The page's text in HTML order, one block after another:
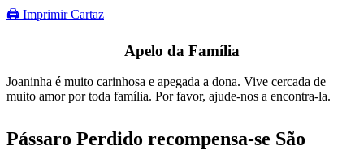
🖨 Imprimir Cartaz
Apelo da Família
Joaninha é muito carinhosa e apegada a dona. Vive cercada de
muito amor por toda família. Por favor, ajude-nos a encontra-la.
Pássaro Perdido recompensa-se São